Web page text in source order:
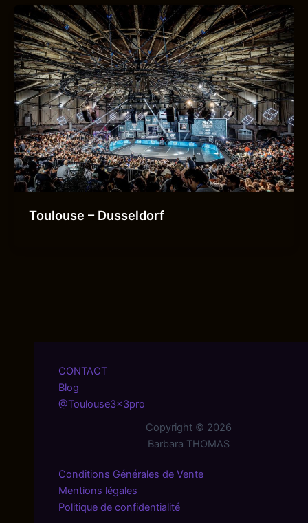
Toulouse – Dusseldorf
CONTACT
Blog
@Toulouse3x3pro
Copyright © 2026
Barbara THOMAS
Conditions Générales de Vente
Mentions légales
Politique de confidentialité